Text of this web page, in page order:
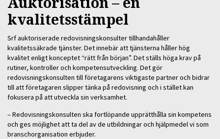
kvalitetsstämpel
Srf auktoriserade redovisningskonsulter tillhandahåller
kvalitetssäkrade tjänster. Det innebär att tjänsterna håller hög
kvalitet enligt konceptet “rätt från början”. Det ställs höga krav på
rutiner, kontroller och kompetensutveckling. Det gör
redovisningskonsulten till företagarens viktigaste partner och bidrar
till att företagaren slipper tänka på redovisning och i stället kan
fokusera på att utveckla sin verksamhet.
– Redovisningskonsulten ska fortlöpande upprätthålla sin kompetens
och ges möjlighet att ta del av de utbildningar och hjälpmedel vi som
branschorganisation erbjuder.